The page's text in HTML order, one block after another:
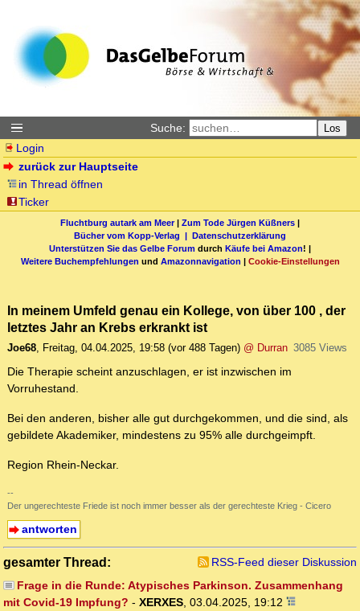
Suche: Los
Login
zurück zur Hauptseite
in Thread öffnen
Ticker
Fluchtburg autark am Meer| Zum Tode Jürgen Küßners |
Bücher vom Kopp-Verlag | Datenschutzerklärung
Unterstützen Sie das Gelbe Forum durch Käufe bei Amazon! |
Weitere Buchempfehlungen und Amazonnavigation | Cookie-Einstellungen
In meinem Umfeld genau ein Kollege, von über 100 , der
letztes Jahr an Krebs erkrankt ist
Joe68, Freitag, 04.04.2025, 19:58 (vor 488 Tagen) @ Durran 3085 Views
Die Therapie scheint anzuschlagen, er ist inzwischen im
Vorruhestand.
Bei den anderen, bisher alle gut durchgekommen, und die sind, als
gebildete Akademiker, mindestens zu 95% alle durchgeimpft.
Region Rhein-Neckar.
--
Der ungerechteste Friede ist noch immer besser als der gerechteste Krieg - Cicero
antworten
gesamter Thread:
RSS-Feed dieser Diskussion
Frage in die Runde: Atypisches Parkinson. Zusammenhang
mit Covid-19 Impfung? - XERXES, 03.04.2025, 19:12